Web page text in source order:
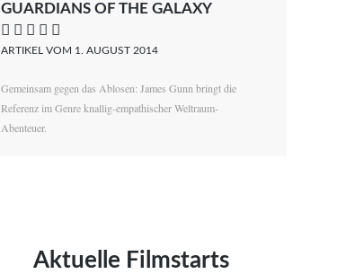
GUARDIANS OF THE GALAXY
    
ARTIKEL VOM 1. AUGUST 2014
Gemeinsam gegen das Ablosen: James Gunn bringt die
Referenz im Genre knallig-empathischer Weltraum-
Abenteuer.
Aktuelle Filmstarts